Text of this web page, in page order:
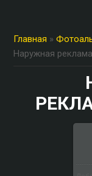
Главная »
Наружная